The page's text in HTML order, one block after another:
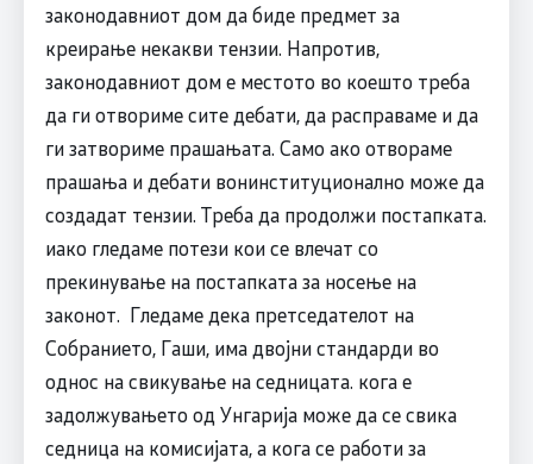
законодавниот дом да биде предмет за
креирање некакви тензии. Напротив,
законодавниот дом е местото во коешто треба
да ги отвориме сите дебати, да расправаме и да
ги затвориме прашањата. Само ако отвораме
прашања и дебати вонинституционално може да
создадат тензии. Треба да продолжи постапката.
иако гледаме потези кои се влечат со
прекинување на постапката за носење на
законот. Гледаме дека претседателот на
Собранието, Гаши, има двојни стандарди во
однос на свикување на седницата. кога е
задолжувањето од Унгарија може да се свика
седница на комисијата, а кога се работи за